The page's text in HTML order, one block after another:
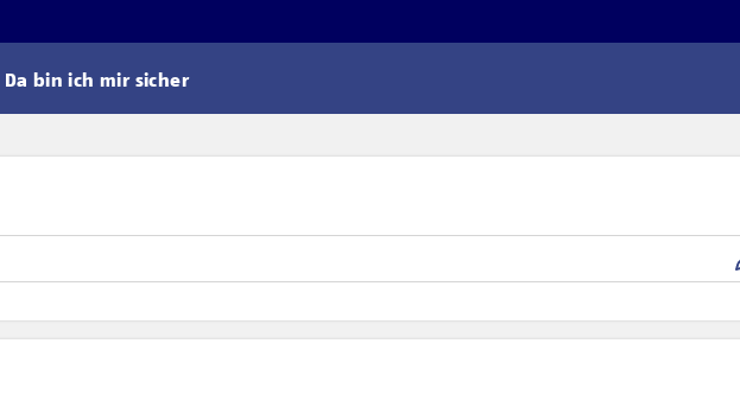
Da bin ich mir sicher